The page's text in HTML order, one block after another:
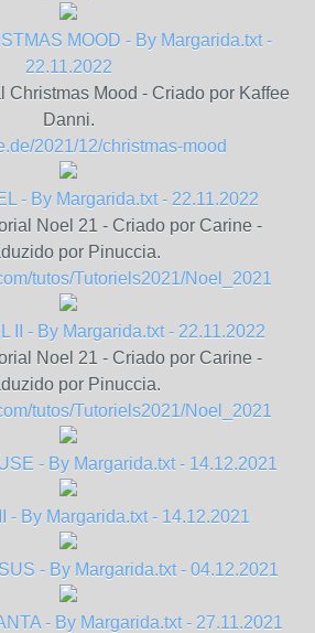
MOOD - By Margarida.txt -
22.11.2022
Christmas Mood - Criado por Kaffee
Danni.
2021/12/christmas-mood
- By Margarida.txt - 22.11.2022
Noel 21 - Criado por Carine -
por Pinuccia.
tutos/Tutoriels2021/Noel_2021
II - By Margarida.txt - 22.11.2022
Noel 21 - Criado por Carine -
por Pinuccia.
tutos/Tutoriels2021/Noel_2021
- By Margarida.txt - 14.12.2021
- By Margarida.txt - 14.12.2021
- By Margarida.txt - 04.12.2021
- By Margarida.txt - 27.11.2021